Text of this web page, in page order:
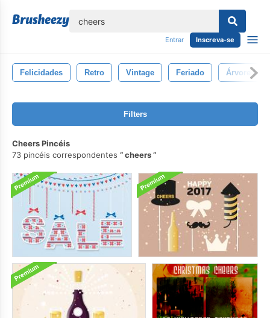
Entrar Inscreva-se
Felicidades Retro Vintage Feriado Árvore De
Filters
Cheers Pincéis
73 pincéis correspondentes
cheers